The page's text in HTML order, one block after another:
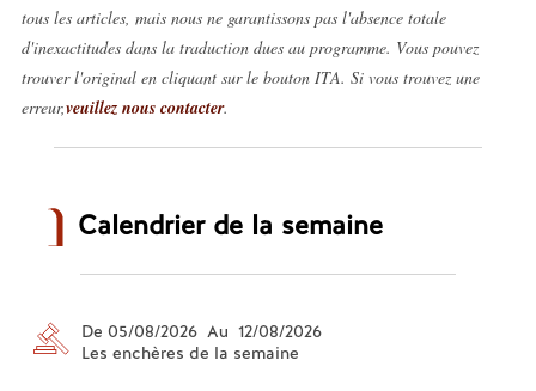
tous les articles, mais nous ne garantissons pas l'absence totale
d'inexactitudes dans la traduction dues au programme. Vous pouvez
trouver l'original en cliquant sur le bouton ITA. Si vous trouvez une
erreur,veuillez nous contacter.
Calendrier de la semaine
De 05/08/2026 Au 12/08/2026
Les enchères de la semaine